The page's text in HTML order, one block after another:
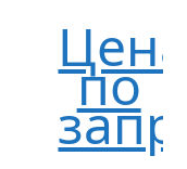
по